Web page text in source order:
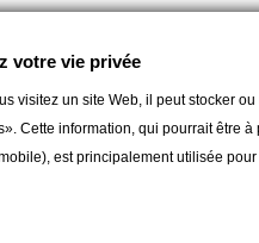
catégorie :
votre vie privée
visitez un site Web, il peut stocker
Cette information, qui pourrait être
est principalement utilisée